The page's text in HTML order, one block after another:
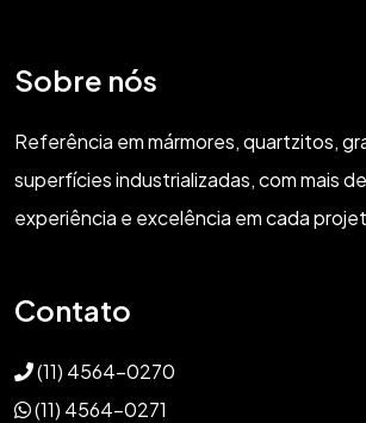
Sobre nós
Referência em mármores, quartzitos,
superfícies industrializadas, com mais
experiência e excelência em cada
Contato
(11) 4564-0270
(11) 4564-0271